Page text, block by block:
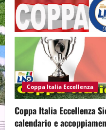
Coppa Italia Eccellenza
Coppa Italia Eccellenza
calendario e